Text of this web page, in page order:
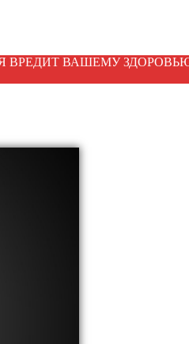
ВАШЕМУ